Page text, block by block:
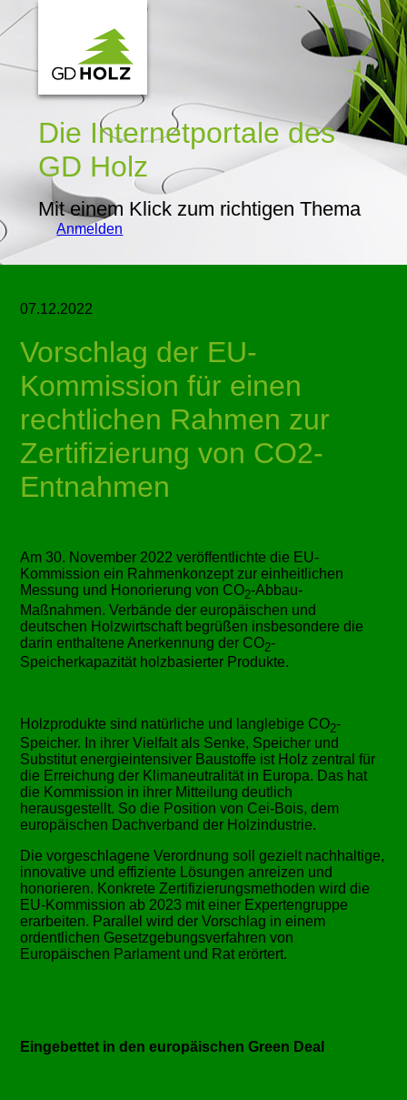
Die Internetportaledes
GD Holz
Mit einem Klick zum richtigen Thema
Anmelden
07.12.2022
Vorschlag der EU-
Kommission für einen
rechtlichen Rahmen zur
Zertifizierung von CO2-
Entnahmen
Am 30. November 2022 veröffentlichte die EU-
Kommission ein Rahmenkonzept zur einheitlichen
Messung und Honorierung von CO2-Abbau-
Maßnahmen. Verbände der europäischen und
deutschen Holzwirtschaft begrüßen insbesondere die
darin enthaltene Anerkennung der CO2-
Speicherkapazität holzbasierter Produkte.
Holzprodukte sind natürliche und langlebige CO2-
Speicher. In ihrer Vielfalt als Senke, Speicher und
Substitut energieintensiver Baustoffe ist Holz zentral für
die Erreichung der Klimaneutralität in Europa. Das hat
die Kommission in ihrer Mitteilung deutlich
herausgestellt. So die Position von Cei-Bois, dem
europäischen Dachverband der Holzindustrie.
Die vorgeschlagene Verordnung soll gezielt nachhaltige,
innovative und effiziente Lösungen anreizen und
honorieren. Konkrete Zertifizierungsmethoden wird die
EU-Kommission ab 2023 mit einer Expertengruppe
erarbeiten. Parallel wird der Vorschlag in einem
ordentlichen Gesetzgebungsverfahren von
Europäischen Parlament und Rat erörtert.
Eingebettet in den europäischen Green Deal